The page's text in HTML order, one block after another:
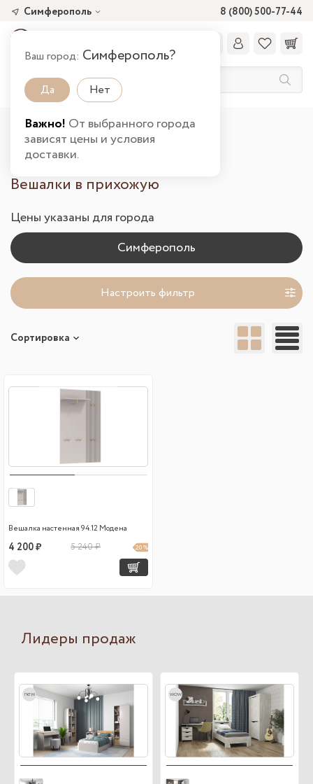
8 (800) 500-77-44
Симферополь
Ваш город: Симферополь?
Да Нет
Важно! От выбранного города
зависят цены и условия
доставки.
Главная Каталог товаров
Прихожая
Вешалки в Симферополе
Вешалки в прихожую
Цены указаны для города
Настроить фильтр
Сортировка
Вешалка настенная 94.12 Модена
4 200 ₽ 5 240 ₽ 20 %
Лидеры продаж
new wow